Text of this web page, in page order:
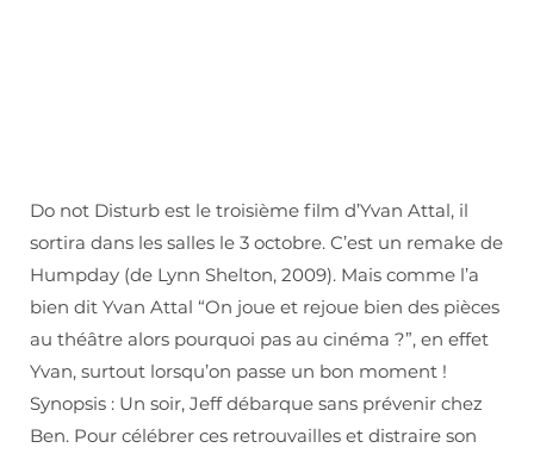
Do not Disturb est le troisième film d’Yvan Attal, il
sortira dans les salles le 3 octobre. C’est un remake de
Humpday (de Lynn Shelton, 2009). Mais comme l’a
bien dit Yvan Attal “On joue et rejoue bien des pièces
au théâtre alors pourquoi pas au cinéma ?”, en effet
Yvan, surtout lorsqu’on passe un bon moment !
Synopsis : Un soir, Jeff débarque sans prévenir chez
Ben. Pour célébrer ces retrouvailles et distraire son